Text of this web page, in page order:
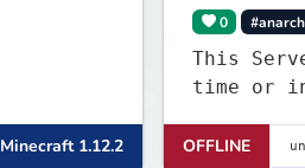
Minecraft 1.12.2
0
This
time or
OFFLINE